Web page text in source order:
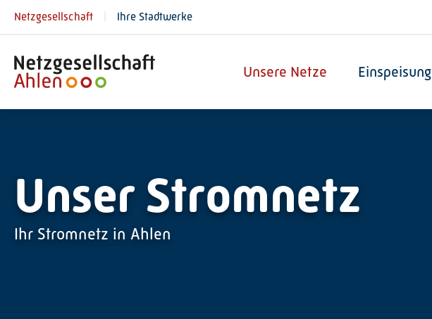
Netzgesellschaft Ihre Stadtwerke
Unsere Netze Einspeisung
Unser Stromnetz
Ihr Stromnetz in Ahlen